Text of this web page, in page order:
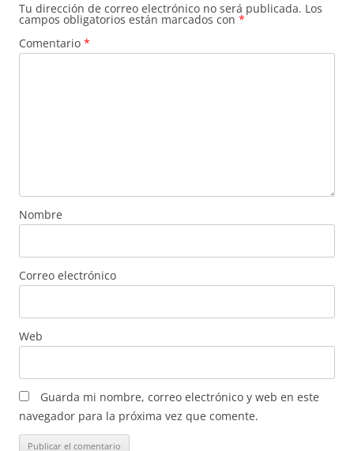
Tu dirección de correo electrónico no será publicada. Los
campos obligatorios están marcados con *
Comentario *
Nombre
Correo electrónico
Web
Guarda mi nombre, correo electrónico y web en este
navegador para la próxima vez que comente.